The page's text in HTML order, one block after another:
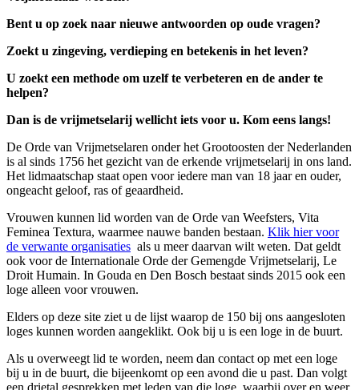
Bent u op zoek naar nieuwe antwoorden op oude vragen?
Zoekt u zingeving, verdieping en betekenis in het leven?
U zoekt een methode om uzelf te verbeteren en de ander te
helpen?
Dan is de vrijmetselarij wellicht iets voor u. Kom eens langs!
De Orde van Vrijmetselaren onder het Grootoosten der Nederlanden
is al sinds 1756 het gezicht van de erkende vrijmetselarij in ons land.
Het lidmaatschap staat open voor iedere man van 18 jaar en ouder,
ongeacht geloof, ras of geaardheid.
Vrouwen kunnen lid worden van de Orde van Weefsters, Vita
Feminea Textura, waarmee nauwe banden bestaan. Klik hier voor
de verwante organisaties als u meer daarvan wilt weten. Dat geldt
ook voor de Internationale Orde der Gemengde Vrijmetselarij, Le
Droit Humain. In Gouda en Den Bosch bestaat sinds 2015 ook een
loge alleen voor vrouwen.
Elders op deze site ziet u de lijst waarop de 150 bij ons aangesloten
loges kunnen worden aangeklikt. Ook bij u is een loge in de buurt.
Als u overweegt lid te worden, neem dan contact op met een loge
bij u in de buurt, die bijeenkomt op een avond die u past. Dan volgt
een drietal gesprekken met leden van die loge, waarbij over en weer